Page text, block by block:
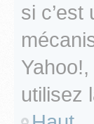
si
utilisez